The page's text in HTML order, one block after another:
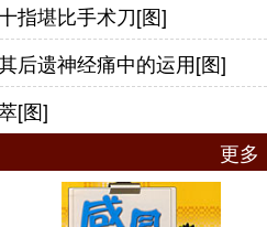
指堪比手术刀[图]
后遗神经痛中的运用[图]
[图]
更多